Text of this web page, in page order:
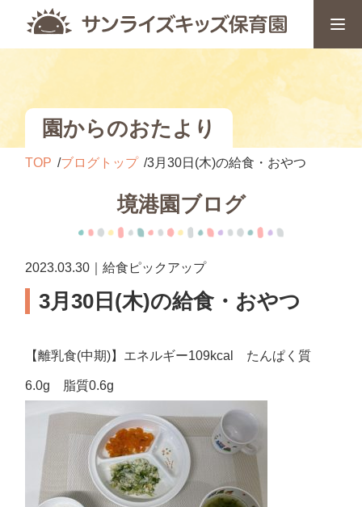
園からのおたより
TOP ブログトップ 3月30日(木)の給食・おやつ
境港園ブログ
2023.03.30｜給食ピックアップ
3月30日(木)の給食・おやつ
【離乳食(中期)】エネルギー109kcal たんぱく質
6.0g 脂質0.6g